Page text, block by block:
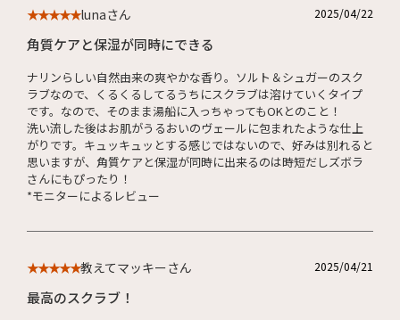
★★★★★lunaさん 2025/04/22
角質ケアと保湿が同時にできる
ナリンらしい自然由来の爽やかな香り。ソルト＆シュガーのスク
ラブなので、くるくるしてるうちにスクラブは溶けていくタイプ
です。なので、そのまま湯船に入っちゃってもOKとのこと！
洗い流した後はお肌がうるおいのヴェールに包まれたような仕上
がりです。キュッキュッとする感じではないので、好みは別れると
思いますが、角質ケアと保湿が同時に出来るのは時短だしズボラ
さんにもぴったり！
*モニターによるレビュー
★★★★★教えてマッキーさん 2025/04/21
最高のスクラブ！